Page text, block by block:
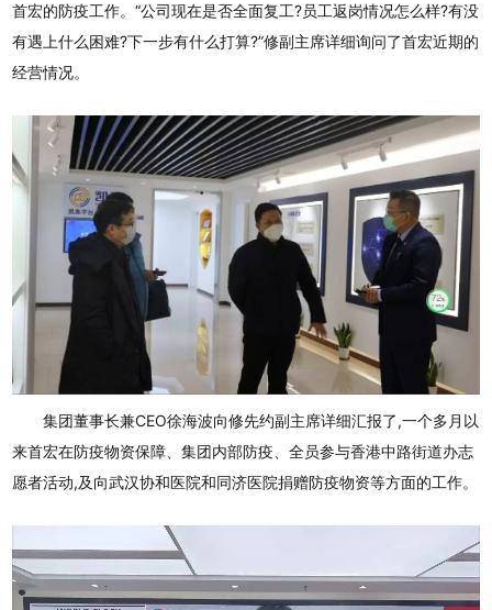
首宏的防疫工作。“公司现在是否全面复工?员工返岗情况怎么样?有没
有遇上什么困难?下一步有什么打算?”修副主席详细询问了首宏近期的
经营情况。
集团董事长兼CEO徐海波向修先约副主席详细汇报了,一个多月以
来首宏在防疫物资保障、集团内部防疫、全员参与香港中路街道办志
愿者活动,及向武汉协和医院和同济医院捐赠防疫物资等方面的工作。